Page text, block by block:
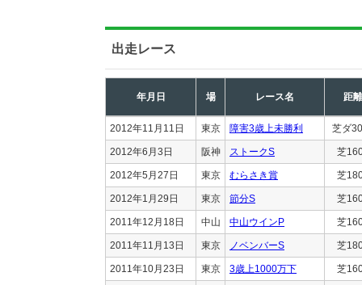
出走レース
年月日 場 レース名 距離
2012年11月11日 東京 障害3歳上未勝利 芝ダ
2012年6月3日 阪神 ストークS 芝
2012年5月27日 東京 むらさき賞 芝
2012年1月29日 東京 節分S 芝
2011年12月18日 中山 中山ウインP 芝
2011年11月13日 東京 ノベンバーS 芝
2011年10月23日 東京 3歳上1000万下 芝